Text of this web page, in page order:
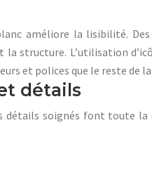
améliore la lisibilité.
structure. L’utilisation
et polices que le reste de
détails
détails soignés font toute